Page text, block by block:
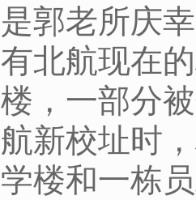
是郭老所庆
有北航现在
楼，一部分
航新校址时
学楼和一栋